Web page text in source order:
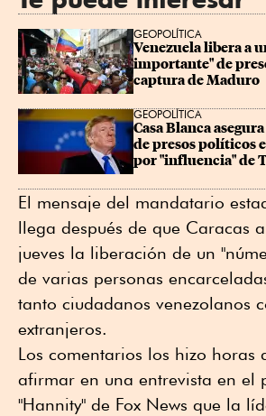
GEOPOLÍTICA
Venezuela libera a
importante" de
captura de Maduro
GEOPOLÍTICA
Casa Blanca
de presos políticos
por "influencia" de
El mensaje del mandatario
llega después de que Caracas
jueves la liberación de un
de varias personas
tanto ciudadanos venezolanos
extranjeros.
Los comentarios los hizo horas
afirmar en una entrevista en el
"Hannity" de Fox News que la